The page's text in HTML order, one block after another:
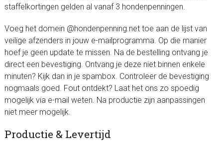
staffelkortingen gelden al vanaf 3 hondenpenningen.
Voeg het domein @hondenpenning.net toe aan de lijst van
veilige afzenders in jouw e-mailprogramma. Op die manier
hoef je geen update te missen. Na de bestelling ontvang je
direct een bevestiging. Ontvang je deze niet binnen enkele
minuten? Kijk dan in je spambox. Controleer de bevestiging
nogmaals goed. Fout ontdekt? Laat het ons zo spoedig
mogelijk via e-mail weten. Na productie zijn aanpassingen
niet meer mogelijk.
Productie & Levertijd